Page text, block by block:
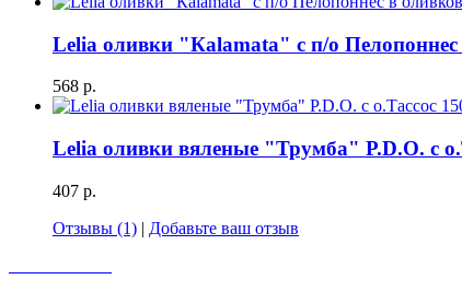
Lelia оливки "Каlаmata" c п/o
568 р.
Lelia оливки вяленые "Трумба" P.D.O. с
407 р.
Отзывы (1) | Добавьте ваш отзыв